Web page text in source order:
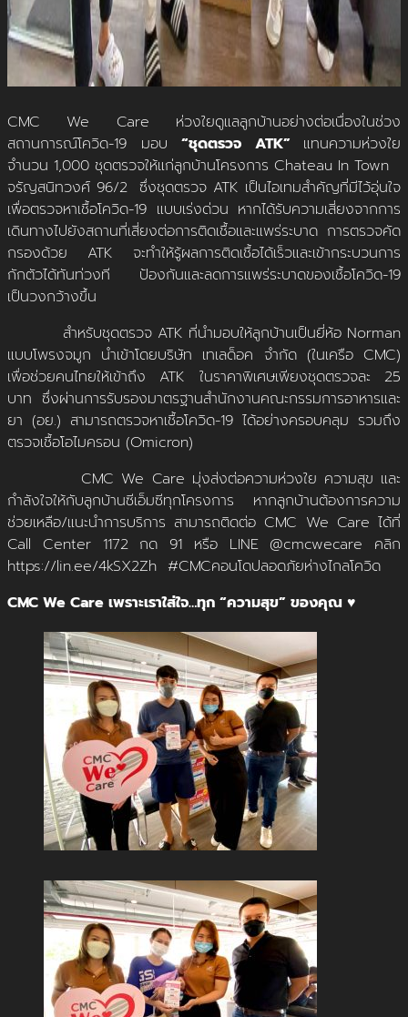
CMC We Care ห่วงใยดูแลลูกบ้านอย่างต่อเนื่องในช่วง
สถานการณ์โควิด-19 มอบ “ชุดตรวจ ATK” แทนความห่วงใย
จำนวน 1,000 ชุดตรวจให้แก่ลูกบ้านโครงการ Chateau In Town
จรัญสนิทวงศ์ 96/2 ซึ่งชุดตรวจ ATK เป็นไอเทมสำคัญที่มีไว้อุ่นใจ
เพื่อตรวจหาเชื้อโควิด-19 แบบเร่งด่วน หากได้รับความเสี่ยงจากการ
เดินทางไปยังสถานที่เสี่ยงต่อการติดเชื้อและแพร่ระบาด การตรวจคัด
กรองด้วย ATK จะทำให้รู้ผลการติดเชื้อได้เร็วและเข้ากระบวนการ
กักตัวได้ทันท่วงที ป้องกันและลดการแพร่ระบาดของเชื้อโควิด-19
เป็นวงกว้างขึ้น
สำหรับชุดตรวจ ATK ที่นำมอบให้ลูกบ้านเป็นยี่ห้อ Norman
แบบโพรงจมูก นำเข้าโดยบริษัท เทเลด็อค จำกัด (ในเครือ CMC)
เพื่อช่วยคนไทยให้เข้าถึง ATK ในราคาพิเศษเพียงชุดตรวจละ 25
บาท ซึ่งผ่านการรับรองมาตรฐานสำนักงานคณะกรรมการอาหารและ
ยา (อย.) สามารถตรวจหาเชื้อโควิด-19 ได้อย่างครอบคลุม รวมถึง
ตรวจเชื้อโอไมครอน (Omicron)
CMC We Care มุ่งส่งต่อความห่วงใย ความสุข และ
กำลังใจให้กับลูกบ้านซีเอ็มซีทุกโครงการ หากลูกบ้านต้องการความ
ช่วยเหลือ/แนะนำการบริการ สามารถติดต่อ CMC We Care ได้ที่
Call Center 1172 กด 91 หรือ LINE @cmcwecare คลิก
https://lin.ee/4kSX2Zh #CMCคอนโดปลอดภัยห่างไกลโควิด
CMC We Care เพราะเราใส่ใจ…ทุก “ความสุข” ของคุณ ♥